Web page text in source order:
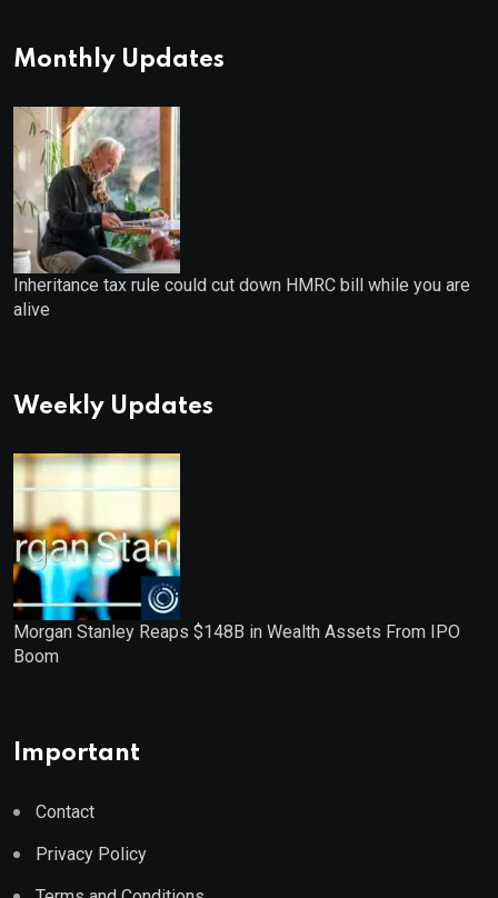
Monthly Updates
Inheritance tax rule could cut down HMRC bill while you are
alive
Weekly Updates
Morgan Stanley Reaps $148B in Wealth Assets From IPO
Boom
Important
Contact
Privacy Policy